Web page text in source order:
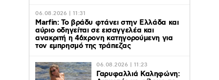
06.08.2026 | 11:31
Marfin: Το βράδυ φτάνει στην Ελλάδα και
αύριο οδηγείται σε εισαγγελέα και
ανακριτή η 46χρονη κατηγορούμενη για
τον εμπρησμό της τράπεζας
06.08.2026 | 11:23
Γαρυφαλλιά Καληφώνη: